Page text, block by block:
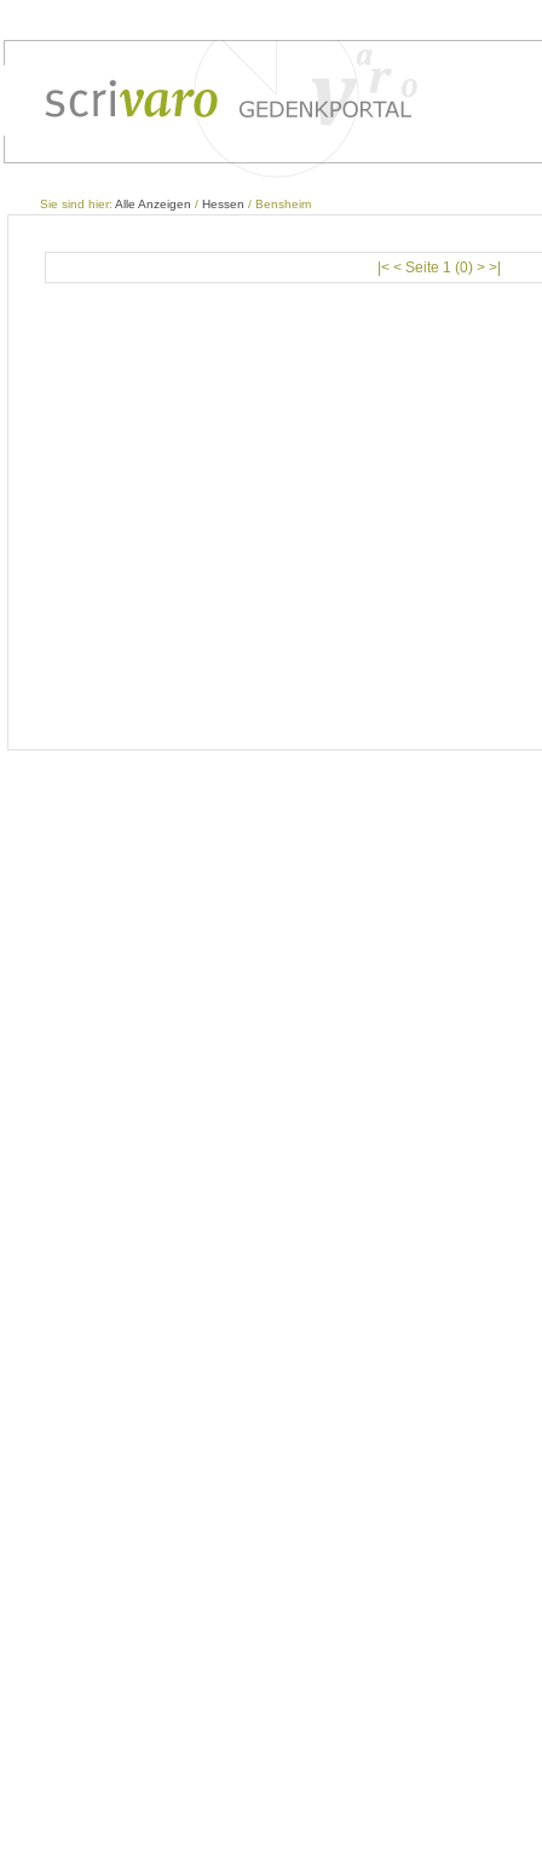
Sie sind hier: Alle Anzeigen / Hessen / Bensheim
|< < Seite 1 (0) > >|